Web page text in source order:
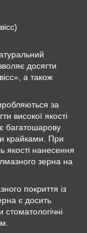
досягти
а також
за
високої якості
багатошарову
крайками. При
якості нанесення
зерна на
покриття із
є досить